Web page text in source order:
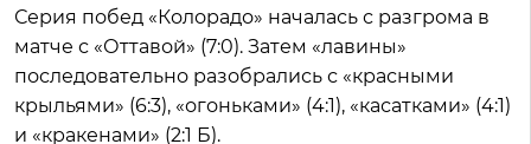
Серия побед «Колорадо» началась с разгрома в
матче с «Оттавой» (7:0). Затем «лавины»
последовательно разобрались с «красными
крыльями» (6:3), «огоньками» (4:1), «касатками» (4:1)
и «кракенами» (2:1 Б).